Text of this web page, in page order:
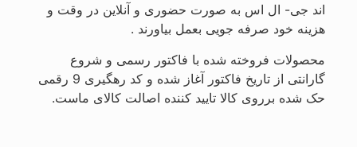
اند جی- ال اس به صورت حضوری و آنلاین در وقت و
هزینه خود صرفه جویی بعمل بیاورند .
محصولات فروخته شده با فاکتور رسمی و شروع
گارانتی از تاریخ فاکتور آغاز شده و کد رهگیری 9 رقمی
حک شده برروی کالا تایید کننده اصالت کالای ماست.